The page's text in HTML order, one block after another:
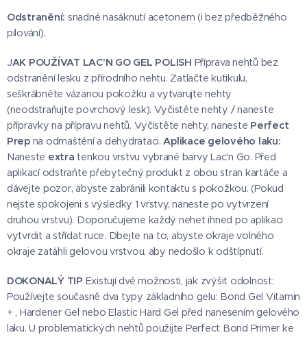
Odstranění: snadné nasáknutí acetonem (i bez předběžného
pilování).
JAK POUŽÍVAT LAC'N GO GEL POLISH Příprava nehtů bez
odstranění lesku z přírodního nehtu. Zatlačte kutikulu,
seškrábněte vázanou pokožku a vytvarujte nehty
(neodstraňujte povrchový lesk). Vyčistěte nehty / naneste
přípravky na přípravu nehtů. Vyčistěte nehty, naneste Perfect
Prepna odmaštění a dehydrataci. Aplikace gelového laku:
Naneste extra tenkou vrstvu vybrané barvy Lac'n Go. Před
aplikací odstraňte přebytečný produkt z obou stran kartáče a
dávejte pozor, abyste zabránili kontaktu s pokožkou. (Pokud
nejste spokojeni s výsledky 1 vrstvy, naneste po vytvrzení
druhou vrstvu). Doporučujeme každý nehet ihned po aplikaci
vytvrdit a střídat ruce. Dbejte na to, abyste okraje volného
okraje zatáhli gelovou vrstvou, aby nedošlo k odštípnutí.
DOKONALÝ TIP Existují dvě možnosti, jak zvýšit odolnost:
Používejte současně dva typy základního gelu: Bond Gel Vitamin
+ , Hardener Gel nebo Elastic Hard Gel před nanesením gelového
laku. U problematických nehtů použijte Perfect Bond Primer ke